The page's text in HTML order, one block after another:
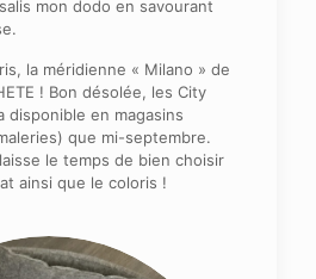
mon dodo en savourant
la méridienne « Milano » de
! Bon désolée, les City
disponible en magasins
que mi-septembre.
le temps de bien choisir
ainsi que le coloris !